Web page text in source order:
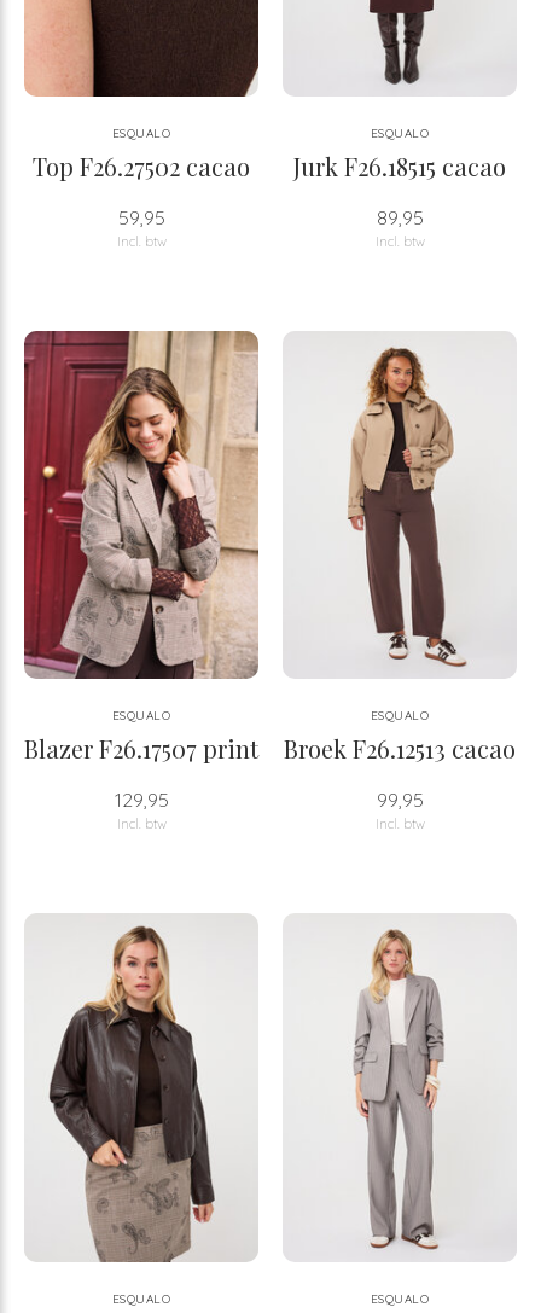
ESQUALO
Top F26.27502 cacao
59,95
Incl. btw
ESQUALO
Jurk F26.18515 cacao
89,95
Incl. btw
ESQUALO
Blazer F26.17507 print
129,95
Incl. btw
ESQUALO
Broek F26.12513 cacao
99,95
Incl. btw
ESQUALO ESQUALO